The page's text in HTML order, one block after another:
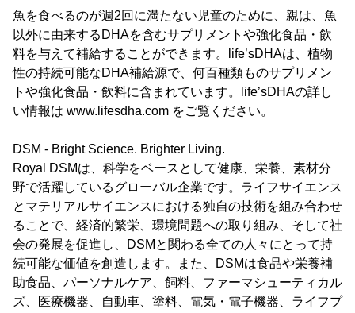
魚を食べるのが週2回に満たない児童のために、親は、魚
以外に由来するDHAを含むサプリメントや強化食品・飲
料を与えて補給することができます。life’sDHAは、植物
性の持続可能なDHA補給源で、何百種類ものサプリメン
トや強化食品・飲料に含まれています。life’sDHAの詳し
い情報は www.lifesdha.com をご覧ください。
DSM - Bright Science. Brighter Living.
Royal DSMは、科学をベースとして健康、栄養、素材分
野で活躍しているグローバル企業です。ライフサイエンス
とマテリアルサイエンスにおける独自の技術を組み合わせ
ることで、経済的繁栄、環境問題への取り組み、そして社
会の発展を促進し、DSMと関わる全ての人々にとって持
続可能な価値を創造します。また、DSMは食品や栄養補
助食品、パーソナルケア、飼料、ファーマシューティカル
ズ、医療機器、自動車、塗料、電気・電子機器、ライフプ